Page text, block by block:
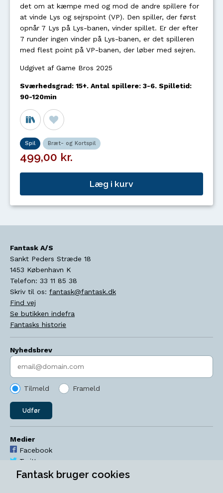
det om at kæmpe med og mod de andre spillere for
at vinde Lys og sejrspoint (VP). Den spiller, der først
opnår 7 Lys på Lys-banen, vinder spillet. Er der efter
7 runder ingen vinder på Lys-banen, er det spilleren
med flest point på VP-banen, der løber med sejren.
Udgivet af Game Bros 2025
Sværhedsgrad: 15+. Antal spillere: 3-6. Spilletid:
90-120min
Spil Bræt- og Kortspil
499,00 kr.
Læg i kurv
Fantask A/S
Sankt Peders Stræde 18
1453 København K
Telefon: 33 11 85 38
Skriv til os: fantask@fantask.dk
Find vej
Se butikken indefra
Fantasks historie
Nyhedsbrev
Indtast søgeord
Tilmeld Frameld
Udfør
Medier
Facebook
Twitter
YouTube
Fantask bruger cookies